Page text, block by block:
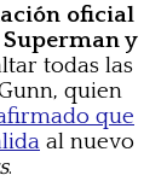
oficial
y
todas las
quien
que
al nuevo
.